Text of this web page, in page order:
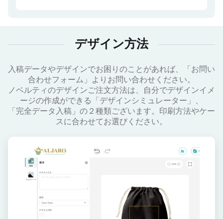
デザイン方法
入稿データやデザインでお困りのことがあれば、「お問い
合わせフォーム」よりお問い合わせください。
ノベルティのデザインご注文方法は、自分でデザインイメ
ージの作成ができる「デザインシミュレーター」、
「完全データ入稿」の２種類ございます。印刷方法やケー
スに合わせてお選びください。